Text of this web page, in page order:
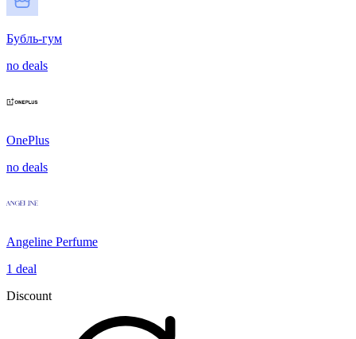
Бубль-гум
no deals
OnePlus
no deals
Angeline Perfume
1 deal
Discount